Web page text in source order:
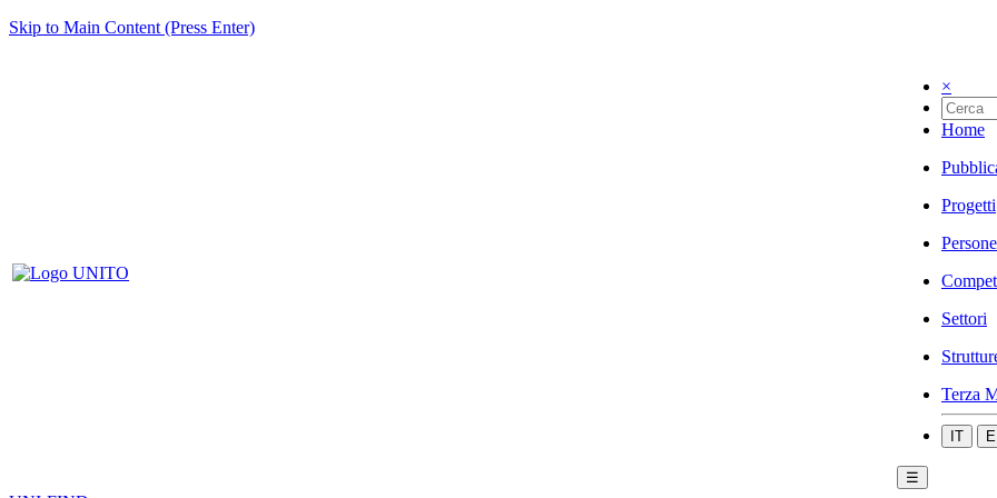
Skip to Main Content (Press Enter)
×
Home
Progetti
Persone
Settori
Terza
IT
☰